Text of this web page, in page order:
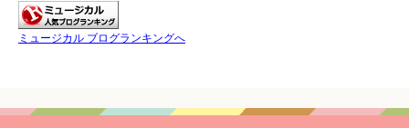
ミュージカル ブログランキングへ